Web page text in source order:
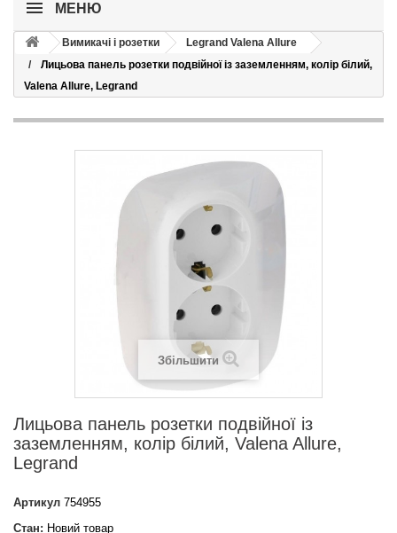
МЕНЮ
Вимикачі і розетки
Legrand Valena Allure
Лицьова панель розетки подвійної із заземленням, колір білий,
Valena Allure, Legrand
Збільшити
Лицьова панель розетки подвійної із
заземленням, колір білий, Valena Allure,
Legrand
Артикул 754955
Стан: Новий товар